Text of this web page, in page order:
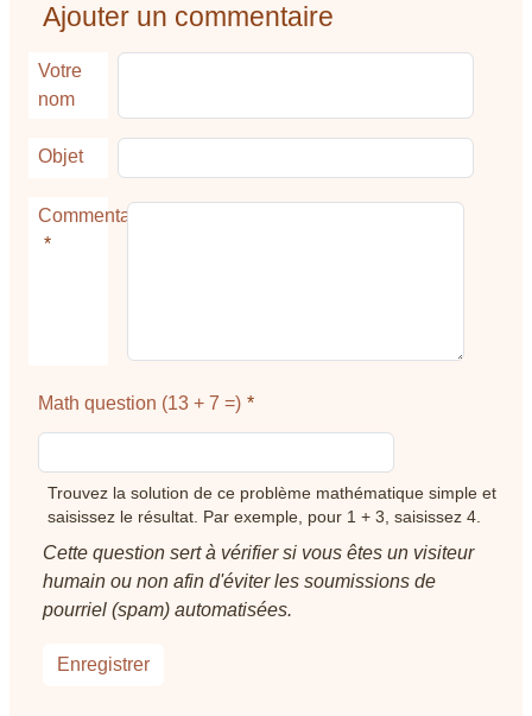
Ajouter un commentaire
Votre
nom
Objet
Commentaire
Math question (13 + 7 =)
Trouvez la solution de ce problème mathématique simple et
saisissez le résultat. Par exemple, pour 1 + 3, saisissez 4.
Cette question sert à vérifier si vous êtes un visiteur
humain ou non afin d'éviter les soumissions de
pourriel (spam) automatisées.